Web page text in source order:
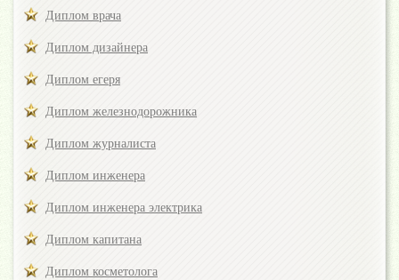
Диплом врача
Диплом дизайнера
Диплом егеря
Диплом железнодорожника
Диплом журналиста
Диплом инженера
Диплом инженера электрика
Диплом капитана
Диплом косметолога